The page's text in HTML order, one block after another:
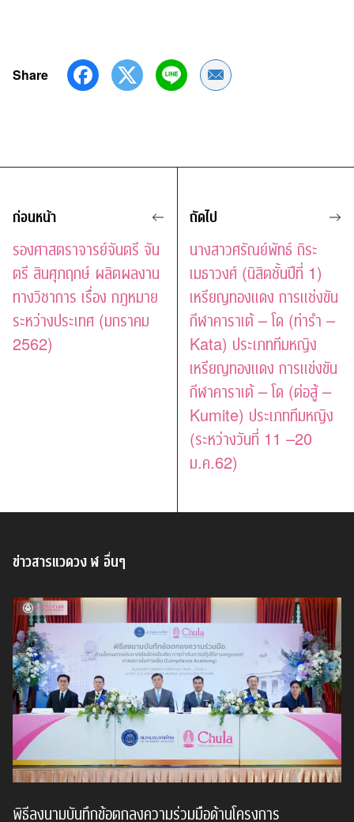
Share Share by Email
ก่อนหน้า
รองศาสตราจารย์จันตรี จัน
ตรี สินศุภฤกษ์ ผลิตผลงาน
ทางวิชาการ เรื่อง กฎหมาย
ระหว่างประเทศ (มกราคม
2562)
ถัดไป
นางสาวศรัณย์พัทธ์ ถิระ
เมธาวงศ์ (นิสิตชั้นปีที่ 1)
เหรียญทองแดง การแช่งขัน
กีฬาคาราเต้ – โด (ท่ารำ –
Kata) ประเภททีมหญิง
เหรียญทองแดง การแข่งขัน
กีฬาคาราเต้ – โด (ต่อสู้ –
Kumite) ประเภททีมหญิง
(ระหว่างวันที่ 11 –20
ม.ค.62)
ข่าวสารแวดวง ฬ อื่นๆ
พิธีลงนามบันทึกข้อตกลงความร่วมมือด้านโครงการ